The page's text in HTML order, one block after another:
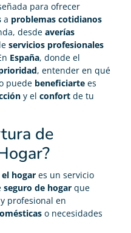
para ofrecer
a problemas cotidianos
desde averías
servicios profesionales
España, donde el
, entender en qué
puede beneficiarte es
y el confort de tu
de
hogar es un servicio
seguro de hogar que
profesional en
o necesidades